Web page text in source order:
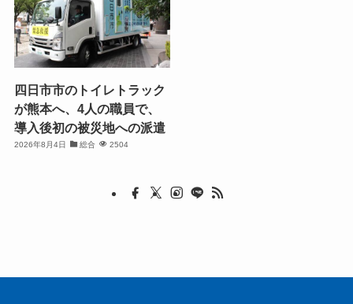
四日市市のトイレトラック
が熊本へ、4人の職員で、
導入後初の被災地への派遣
2026年8月4日 総合 2504